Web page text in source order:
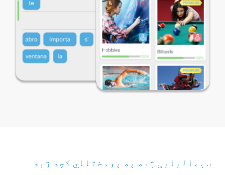
سومالیایی ژبه په پرمختللي کچه ژبه